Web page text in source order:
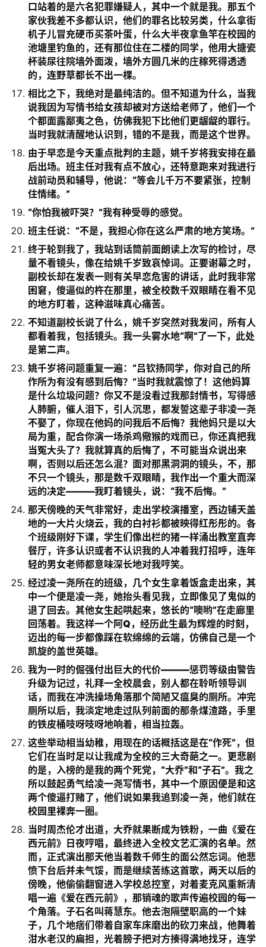
口站着的是六名犯罪嫌疑人，其中一个就是我。那五个
家伙我差不多都认识，他们的罪名比较另类，什么拿街
机子儿冒充硬币买茶叶蛋，什么大半夜拿鱼竿在校园的
池塘里钓鱼的，还有那位住在二楼的同学，他用大搪瓷
杯装尿往院墙外面泼，墙外方圆几米的庄稼死得透透
的，连野草都长不出一棵。
相比之下，我绝对是最纯洁的。但不知道为什么，当我
说我因为写情书给女孩却被对方送给老师了，他们一个
个都面露鄙夷之色，仿佛我犯下比他们更龌龊的罪行。
当时我就清醒地认识到，错的不是我，而是这个世界。
由于早恋是今天重点批判的主题，姚千岁将我安排在最
后出场。班主任对我有点不放心，还特意跑来对我进行
战前动员和辅导，他说：“等会儿千万不要紧张，控制
住情绪。”
“你怕我被吓哭？”我有种受辱的感觉。
班主任说：“不是，我担心你在这么严肃的地方笑场。”
终于轮到我了，我站到话筒前面朗读上次写的检讨，尽
量不看镜头，像在给姚千岁致哀悼词。正要谢幕之时，
副校长却在发表一则有关早恋危害的讲话，此时我非常
困窘，傻逼似的杵在那里，被全校数千双眼睛在看不见
的地方盯着，这种滋味真心痛苦。
不知道副校长说了什么，姚千岁突然对我发问，所有人
都看着我，包括镜头。我一头雾水地“啊”了一下，此处
是第二声。
姚千岁将问题重复一遍：“吕钦扬同学，你对自己的所
作所为有没有感到后悔？”当时我就震惊了！这他妈算
是什么垃圾问题？你又不是没看过我那封情书，写得感
人肺腑，催人泪下，引人沉思，都发誓这辈子非凌一尧
不娶了，你现在他妈的问我后不后悔？我他妈只是以大
局为重，配合你演一场杀鸡儆猴的戏而已，你还真把我
当冤大头了？我就算真的后悔了，不可能当众说出来
啊，否则以后还怎么混？面对那黑洞洞的镜头，不，那
不只一个镜头，那是数千双眼睛，我作出一个重大而深
远的决定———我盯着镜头，说：“我不后悔。”
那天傍晚的天气非常好，走出学校演播室，西边铺天盖
地的一大片火烧云，我的白衬衫都被映得红彤彤的。各
个班级刚好下课，学生们像出栏的猪一样涌出教室直奔
餐厅，许多认识或者不认识我的人冲着我打招呼，连年
轻的男女老师都意味深长地对我哼笑。
经过凌一尧所在的班级，几个女生拿着饭盒走出来，其
中一个便是凌一尧，她抬头看见我，立即像见了鬼似的
退了回去。其他女生起哄起来，悠长的“噢哟”在走廊里
回荡着。我这样一个阿Q，经历此生最为辉煌的时刻，
迈出的每一步都像踩在软绵绵的云端，仿佛自己是一个
凯旋的盖世英雄。
我为一时的倔强付出巨大的代价———惩罚等级由警告
升级为记过，礼拜一全校晨会，别人都在聆听领导训
话，而我在冲洗操场角落那个简陋又瘟臭的厕所。冲完
厕所以后，我淡定地走过队列前面的那条煤渣路，手里
的铁皮桶吱呀吱呀地响着，相当拉轰。
这些举动相当幼稚，用现在的话概括这是在“作死”，但
它们在当时足以让我成为全校的三大奇葩之一。更悲剧
的是，入榜的是我的两个死党，“大乔”和“子石”。我之
所以鼓起勇气给凌一尧写情书，其中一个原因便是和这
两个傻逼打赌了，他们说如果我追到凌一尧，他们就在
校园里裸奔一圈。
当时周杰伦才出道，大乔就果断成为铁粉，一曲《爱在
西元前》日夜哼唱，最终进入全校文艺汇演的名单。然
而，正式演出那天他当着数千师生的面公然忘词。他悲
愤下台后并未气馁，而是继续苦练这首歌，两天以后的
傍晚，他偷偷翻窗进入学校总控室，对着麦克风重新清
唱一遍《爱在西元前》，那销魂的歌声传遍校园的每一
个角落。子石名叫蒋慧东。他去泡隔壁职高的一个妹
子，几个地痞们带着自家车床磨出的砍刀来战，他舞着
泔水老汉的扁担，光着膀子把对方揍得满地找牙，连学